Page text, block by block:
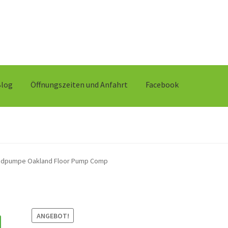
Öffnungszeiten und Anfahrt Facebook
Oakland Floor Pump Comp
ANGEBOT!